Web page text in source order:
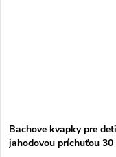
Bachove kvapky pre
jahodovou príchuťou 30